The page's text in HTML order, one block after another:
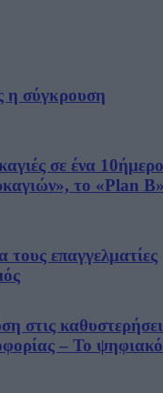
η σύγκρουση
σε ένα 10ήμερο
το «Plan
τους επαγγελματίες
στις
– Το ψηφιακό